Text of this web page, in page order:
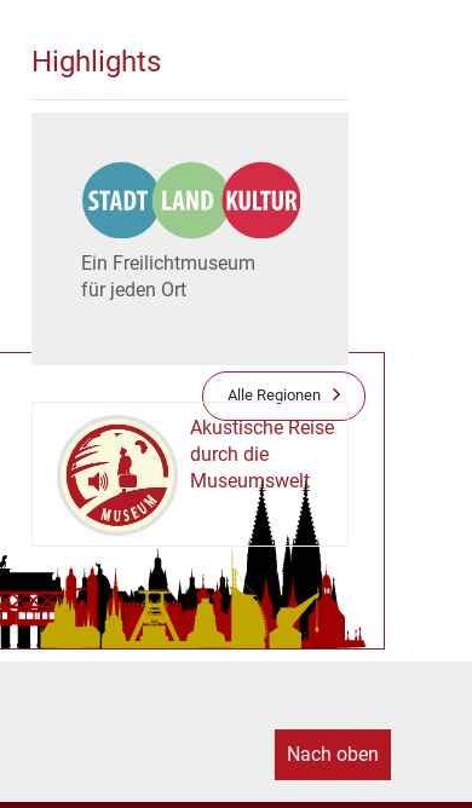
Alle Regionen
Highlights
Ein Freilichtmuseum
für jeden Ort
MUSEUM
Akustische Reise
durch die
Museumswelt
Nach oben